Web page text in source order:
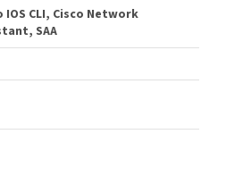
IOS CLI, Cisco Network
SAA